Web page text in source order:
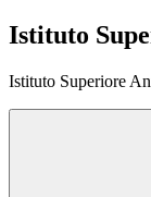
Istituto
Istituto Superiore